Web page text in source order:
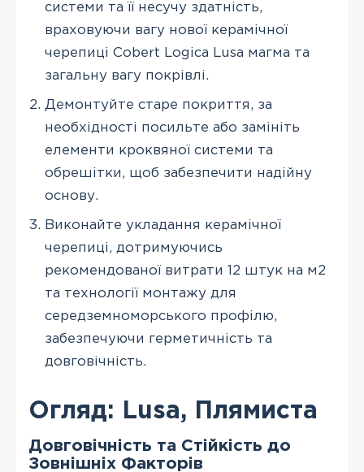
системи та її несучу здатність,
враховуючи вагу нової керамічної
черепиці Cobert Logica Lusa магма та
загальну вагу покрівлі.
Демонтуйте старе покриття, за
необхідності посильте або замініть
елементи кроквяної системи та
обрешітки, щоб забезпечити надійну
основу.
Виконайте укладання керамічної
черепиці, дотримуючись
рекомендованої витрати 12 штук на м2
та технології монтажу для
середземноморського профілю,
забезпечуючи герметичність та
довговічність.
Огляд: Lusa, Плямиста
Довговічність та Стійкість до
Зовнішніх Факторів